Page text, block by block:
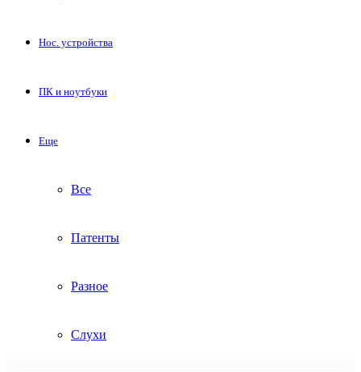
Нос. устройства
ПК и ноутбуки
Еще
Все
Патенты
Разное
Слухи